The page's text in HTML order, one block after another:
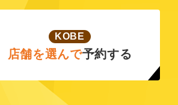
KOBE
店舗を選んで予約する